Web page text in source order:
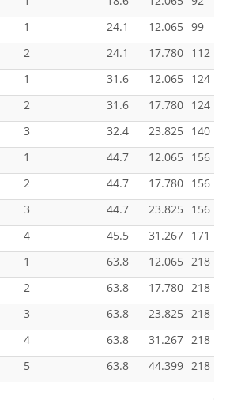
1 24.1 12.065 99
2 24.1 17.780 112
1 31.6 12.065
124
2 31.6 17.780 124
3 32.4 23.825
140
1 44.7 12.065
156
2 44.7 17.780 156
3 44.7 23.825
156
4 45.5 31.267 171
1 63.8 12.065
218
2 63.8 17.780 218
3 63.8 23.825
218
4 63.8 31.267 218
5 63.8 44.399 218